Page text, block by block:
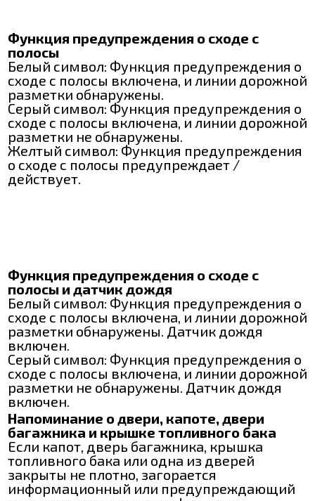
Функция предупреждения о сходе с
полосы
Белый символ: Функция предупреждения о
сходе с полосы включена, и линии дорожной
разметки обнаружены.
Серый символ: Функция предупреждения о
сходе с полосы включена, и линии дорожной
разметки не обнаружены.
Желтый символ: Функция предупреждения
о сходе с полосы предупреждает /
действует.
Функция предупреждения о сходе с
полосы и датчик дождя
Белый символ: Функция предупреждения о
сходе с полосы включена, и линии дорожной
разметки обнаружены. Датчик дождя
включен.
Серый символ: Функция предупреждения о
сходе с полосы включена, и линии дорожной
разметки не обнаружены. Датчик дождя
включен.
Напоминание о двери, капоте, двери
багажника и крышке топливного бака
Если капот, дверь багажника, крышка
топливного бака или одна из дверей
закрыты не плотно, загорается
информационный или предупреждающий